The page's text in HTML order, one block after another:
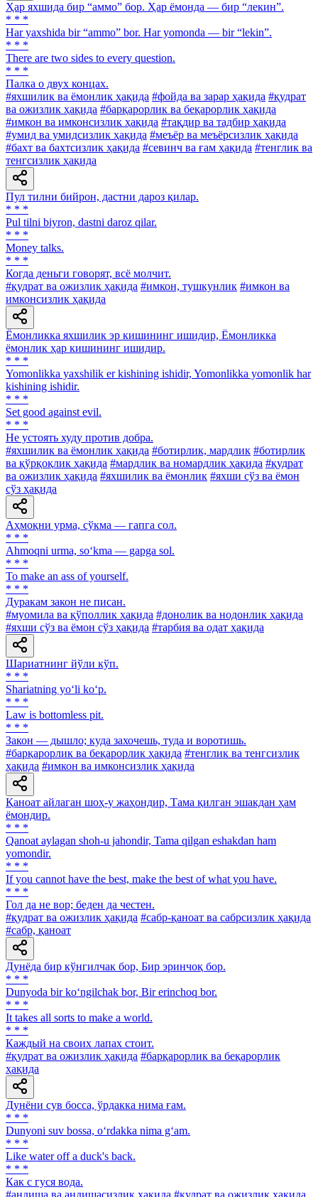
Ҳар яхшида бир “аммо” бор. Ҳар ёмонда — бир “лекин”.
* * *
Har yaxshida bir “ammo” bor. Har yomonda — bir “lekin”.
* * *
There are two sides to every question.
* * *
Палка о двух концах.
#яхшилик ва ёмонлик ҳақида #фойда ва зарар ҳақида #қудрат
ва ожизлик ҳақида #барқарорлик ва беқарорлик ҳақида
#имкон ва имконсизлик ҳақида #тақдир ва тадбир ҳақида
#умид ва умидсизлик ҳақида #меъёр ва меъёрсизлик ҳақида
#бахт ва бахтсизлик ҳақида #севинч ва ғам ҳақида #тенглик ва
тенгсизлик ҳақида
Пул тилни бийрон, дастни дароз қилар.
* * *
Pul tilni biyron, dastni daroz qilar.
* * *
Money talks.
* * *
Когда деньги говорят, всё молчит.
#қудрат ва ожизлик ҳақида #имкон, тушкунлик #имкон ва
имконсизлик ҳақида
Ёмонликка яхшилик эр кишининг ишидир, Ёмонликка
ёмонлик ҳар кишининг ишидир.
* * *
Yomonlikka yaxshilik er kishining ishidir, Yomonlikka yomonlik har
kishining ishidir.
* * *
Set good against evil.
* * *
He устоять худу против добра.
#яхшилик ва ёмонлик ҳақида #ботирлик, мардлик #ботирлик
ва қўрқоқлик ҳақида #мардлик ва номардлик ҳақида #қудрат
ва ожизлик ҳақида #яхшилик ва ёмонлик #яхши сўз ва ёмон
сўз ҳақида
Аҳмоқни урма, сўкма — гапга сол.
* * *
Ahmoqni urma, so‘kma — gapga sol.
* * *
To make an ass of yourself.
* * *
Дуракам закон не писан.
#муомила ва қўполлик ҳақида #донолик ва нодонлик ҳақида
#яхши сўз ва ёмон сўз ҳақида #тарбия ва одат ҳақида
Шариатнинг йўли кўп.
* * *
Shariatning yo‘li ko‘p.
* * *
Law is bottomless pit.
* * *
Закон — дышло; куда захочешь, туда и воротишь.
#барқарорлик ва беқарорлик ҳақида #тенглик ва тенгсизлик
ҳақида #имкон ва имконсизлик ҳақида
Қаноат айлаган шоҳ-у жаҳондир, Тама қилган эшакдан ҳам
ёмондир.
* * *
Qanoat aylagan shoh-u jahondir, Tama qilgan eshakdan ham
yomondir.
* * *
If you cannot have the best, make the best of what you have.
* * *
Гол да не вор; беден да честен.
#қудрат ва ожизлик ҳақида #сабр-қаноат ва сабрсизлик ҳақида
#сабр, қаноат
Дунёда бир кўнгилчак бор, Бир эринчоқ бор.
* * *
Dunyoda bir ko‘ngilchak bor, Bir erinchoq bor.
* * *
It takes all sorts to make a world.
* * *
Каждый на своих лапах стоит.
#қудрат ва ожизлик ҳақида #барқарорлик ва беқарорлик
ҳақида
Дунёни сув босса, ўрдакка нима ғам.
* * *
Dunyoni suv bossa, o‘rdakka nima g‘am.
* * *
Like water off a duck's back.
* * *
Как с гуся вода.